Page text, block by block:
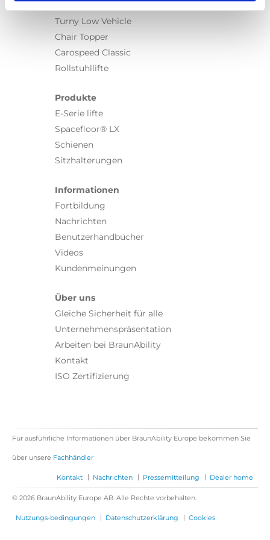
Turny Low Vehicle
Chair Topper
Carospeed Classic
Rollstuhllifte
Produkte
E-Serie lifte
Spacefloor® LX
Schienen
Sitzhalterungen
Informationen
Fortbildung
Nachrichten
Benutzerhandbücher
Videos
Kundenmeinungen
Über uns
Gleiche Sicherheit für alle
Unternehmenspräsentation
Arbeiten bei BraunAbility
Kontakt
ISO Zertifizierung
Für ausführliche Informationen über BraunAbility Europe bekommen Sie
über unsere Fachhändler
Kontakt | Nachrichten | Pressemitteilung | Dealer home
© 2026 BraunAbility Europe AB. Alle Rechte vorbehalten.
Nutzungs-bedingungen | Datenschutzerklärung | Cookies